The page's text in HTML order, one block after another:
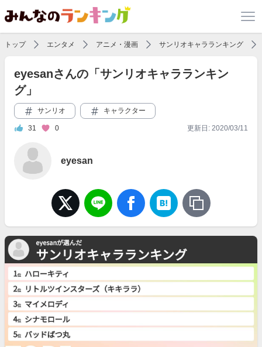
トップ エンタメ アニメ・漫画 サンリオキャラランキング
eyesanさんの「サンリオキャラランキン
グ」
サンリオ キャラクター
31 0 更新日: 2020/03/11
eyesan